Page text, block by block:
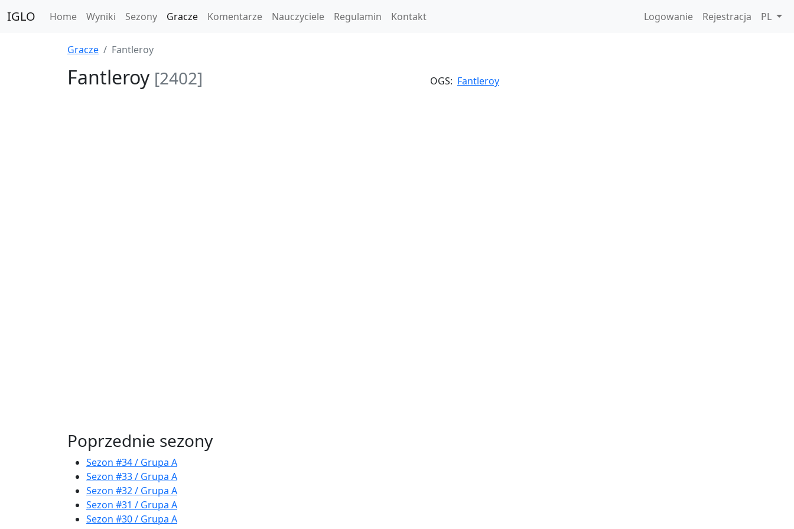
IGLO Home Wyniki Sezony Gracze Komentarze Nauczyciele Regulamin Kontakt Logowanie Rejestracja PL
Gracze Fantleroy
Fantleroy [2402] OGS: Fantleroy
Poprzednie sezony
Sezon #34 / Grupa A
Sezon #33 / Grupa A
Sezon #32 / Grupa A
Sezon #31 / Grupa A
Sezon #30 / Grupa A